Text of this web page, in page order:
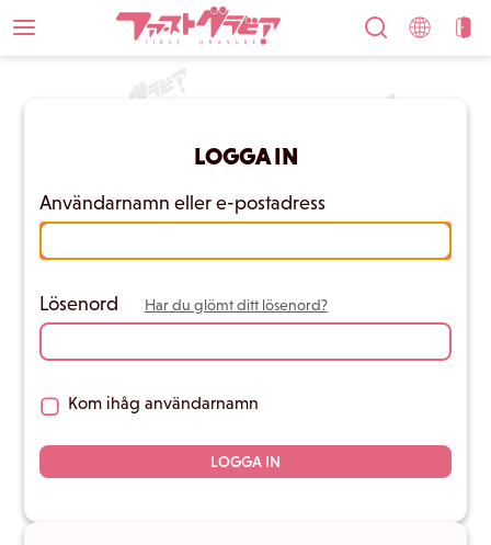
LOGGA IN
Användarnamn eller e-postadress
Lösenord Har du glömt ditt lösenord?
Kom ihåg användarnamn
LOGGA IN